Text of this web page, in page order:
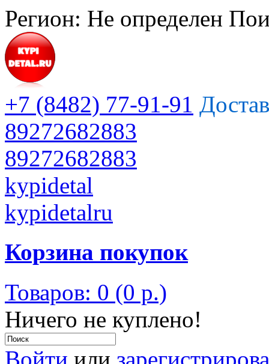
Регион: Не определен
+7 (8482) 77-91-91
89272682883
89272682883
kypidetal
kypidetalru
Корзина покупок
Товаров: 0 (0 р.)
Ничего не куплено!
Войти или